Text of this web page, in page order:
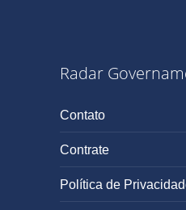
Radar
Contato
Contrate
Política de